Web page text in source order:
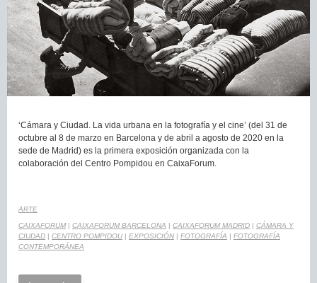
‘Cámara y Ciudad. La vida urbana en la fotografía y el cine’ (del 31 de
octubre al 8 de marzo en Barcelona y de abril a agosto de 2020 en la
sede de Madrid) es la primera exposición organizada con la
colaboración del Centro Pompidou en CaixaForum.
ARTE
CAIXAFORUM | CAIXAFORUM BARCELONA | CAIXAFORUM MADRID | CÁMARA Y
CIUDAD | CENTRO POMPIDOU | EXPOSICIÓN | FOTOGRAFÍA | FOTOGRAFÍA
CONTEMPORÁNEA